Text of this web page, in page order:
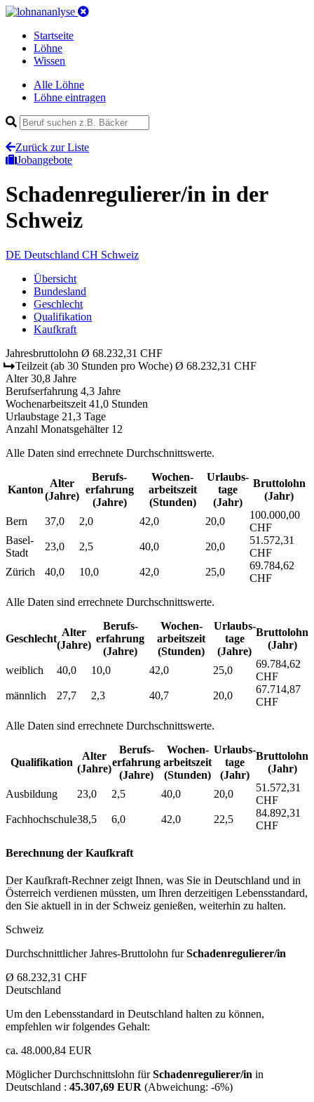
Startseite
Löhne
Wissen
Alle Löhne
Löhne eintragen
Zurück zur Liste
Jobangebote
Schadenregulierer/in in der
Schweiz
DE Deutschland CH Schweiz
Übersicht
Bundesland
Geschlecht
Qualifikation
Kaufkraft
Jahresbruttolohn Ø 68.232,31 CHF
Teilzeit (ab 30 Stunden pro Woche) Ø 68.232,31 CHF
Alter 30,8 Jahre
Berufserfahrung 4,3 Jahre
Wochenarbeitszeit 41,0 Stunden
Urlaubstage 21,3 Tage
Anzahl Monatsgehälter 12
Alle Daten sind errechnete Durchschnittswerte.
Kanton
Alter
(Jahre)
Berufs­
erfahrung
(Jahre)
Wochen­
arbeitszeit
(Stunden)
Urlaubs­
tage
(Jahr)
Bruttolohn
(Jahr)
Bern 37,0 2,0 42,0 20,0
100.000,00
CHF
Basel-
Stadt
23,0 2,5 40,0 20,0
51.572,31
CHF
Zürich
40,0 10,0 42,0 25,0
69.784,62
CHF
Alle Daten sind errechnete Durchschnittswerte.
Geschlecht
Alter
(Jahre)
Berufs­
erfahrung
(Jahre)
Wochen­
arbeitszeit
(Stunden)
Urlaubs­
tage
(Jahre)
Bruttolohn
(Jahr)
weiblich 40,0 10,0 42,0 25,0
69.784,62
CHF
männlich
27,7 2,3 40,7 20,0
67.714,87
CHF
Alle Daten sind errechnete Durchschnittswerte.
Qualifikation
Alter
(Jahre)
Berufs­
erfahrung
(Jahre)
Wochen­
arbeitszeit
(Stunden)
Urlaubs­
tage
(Jahr)
Bruttolohn
(Jahr)
Ausbildung 23,0 2,5 40,0 20,0
51.572,31
CHF
Fachhochschule38,5 6,0 42,0 22,5
84.892,31
CHF
Berechnung der Kaufkraft
Der Kaufkraft-Rechner zeigt Ihnen, was Sie in Deutschland und in
Österreich verdienen müssten, um Ihren derzeitigen Lebensstandard,
den Sie aktuell in in der Schweiz genießen, weiterhin zu halten.
Schweiz
Durchschnittlicher Jahres-Bruttolohn furSchadenregulierer/in
Ø 68.232,31 CHF
Deutschland
Um den Lebensstandard in Deutschland halten zu können,
empfehlen wir folgendes Gehalt:
ca. 48.000,84 EUR
Möglicher Durchschnittslohn fürSchadenregulierer/in in
Deutschland : 45.307,69 EUR (Abweichung: -6%)